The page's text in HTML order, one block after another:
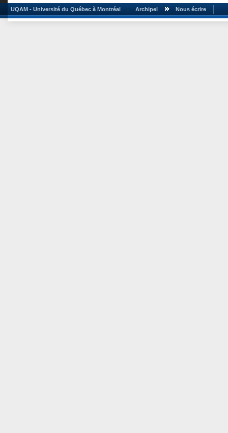
UQAM - Université du Québec à Montréal Archipel Nous écrire